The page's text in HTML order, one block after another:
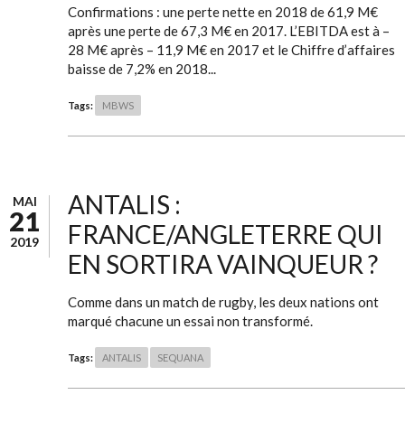
Confirmations : une perte nette en 2018 de 61,9 M€
après une perte de 67,3 M€ en 2017. L’EBITDA est à –
28 M€ après – 11,9 M€ en 2017 et le Chiffre d’affaires
baisse de 7,2% en 2018...
Tags: MBWS
MAI
21
2019
ANTALIS :
FRANCE/ANGLETERRE QUI
EN SORTIRA VAINQUEUR ?
Comme dans un match de rugby, les deux nations ont
marqué chacune un essai non transformé.
Tags: ANTALIS SEQUANA